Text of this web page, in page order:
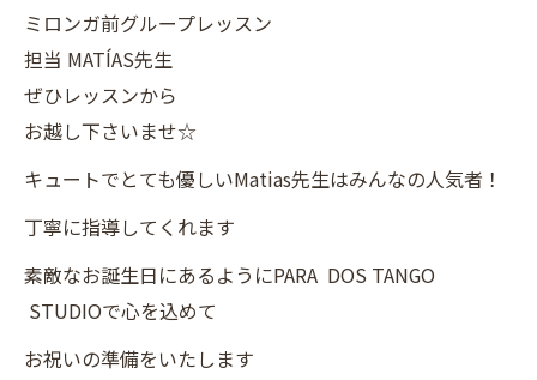
ミロンガ前グループレッスン
担当 MATÍAS先生
ぜひレッスンから
お越し下さいませ☆
キュートでとても優しいMatias先生はみんなの人気者！
丁寧に指導してくれます
素敵なお誕生日にあるようにPARA DOS TANGO
STUDIOで心を込めて
お祝いの準備をいたします